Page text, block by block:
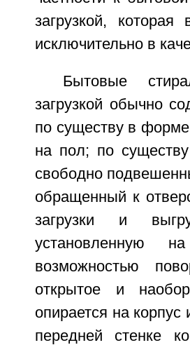
загрузкой,
исключительно в
Бытовые
загрузкой обычно
по существу в
на пол; по
свободно
обращенный к
загрузки и
установленную
возможностью
открытое и
опирается на
передней стенке